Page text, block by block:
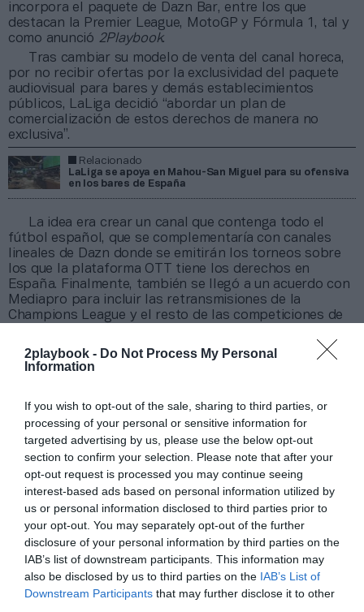
2playbook - Do Not Process My Personal
Information
If you wish to opt-out of the sale, sharing to third parties, or
processing of your personal or sensitive information for
targeted advertising by us, please use the below opt-out
section to confirm your selection. Please note that after your
opt-out request is processed you may continue seeing
interest-based ads based on personal information utilized by
us or personal information disclosed to third parties prior to
your opt-out. You may separately opt-out of the further
disclosure of your personal information by third parties on the
IAB’s list of downstream participants. This information may
also be disclosed by us to third parties on the IAB’s List of
Downstream Participants that may further disclose it to other
incorpora el paquete de Dazn Bar, entre los que
destacan la Premier League, MotoGP y Fórmula 1, tal y
como anunció 2Playbook.
Tras cambiar su modelo de venta del canal horeca,
por no recibir ofertas por la exclusividad del paquete
audiovisual para bares y demás establecimientos
públicos, LaLiga decidió “abordar un plan de
comercialización de estos derechos de manera no
exclusiva”.
Relacionado
LaLiga se apoya en Mahou-San Miguel para su ofensiva
en los bares de España
La idea era crear un canal que contenga todo el
fútbol español, que se complementaría con canales
lineales de Dazn donde se emitirán los torneos sobre
los que la plataforma OTT tiene los derechos en
España. Finalmente, también se llegó a un acuerdo con
Mediapro para incluir las retransmisiones de la
Champions League y el resto de las competiciones de
La principal novedad respetico al negocio de LaLiga
con los bares llega en su comercialización puesto que
desde este verano, para aprovechar su capacidad de
llegada a bares y restaurantes en todo el territorio
nacional y su conocimiento del canal horeca.
La gestora del fútbol español ha decidido
segmentar las tarifas según la tipología del
establecimiento, el tamaño de la población de la
localidad en que esté ubicado y su capacidad. Se trata
de tarifas mayoristas, puesto que serán los
operadores, en último término los que establezcan el
precio final de la suscripción.
El plan de negocio definido en las oficinas de
Torrelaguna 60 establecen un objetivo de conseguir